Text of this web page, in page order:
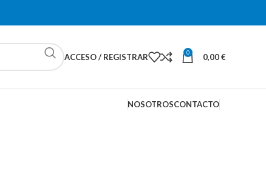
ACCESO / REGISTRAR 0 0,00€
NOSOTROSCONTACTO